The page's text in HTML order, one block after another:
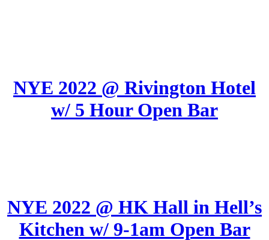
NYE 2022 @ Rivington Hotel
w/ 5 Hour Open Bar
NYE 2022 @ HK Hall in Hell’s
Kitchen w/ 9-1am Open Bar